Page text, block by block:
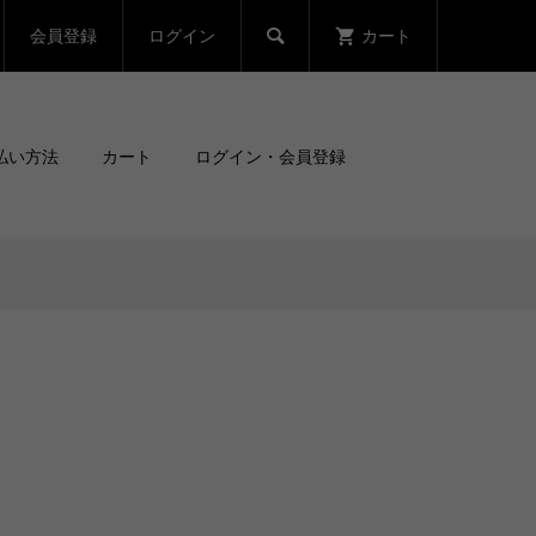
会員登録 ログイン  カート
い方法 カート ログイン・会員登録